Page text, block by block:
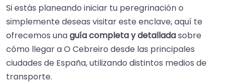
Si estás planeando iniciar tu peregrinación o
simplemente deseas visitar este enclave, aquí te
ofrecemos unaguía completa y detalladasobre
cómo llegar a O Cebreiro desde las principales
ciudades de España, utilizando distintos medios de
transporte.